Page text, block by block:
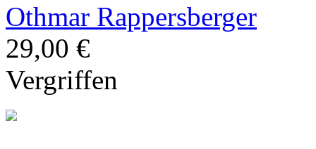
Othmar Rappersberger
29,00 €
Vergriffen